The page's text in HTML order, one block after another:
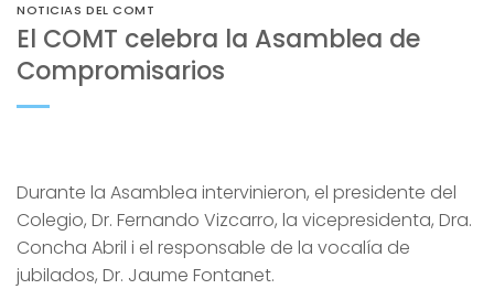
NOTICIAS DEL COMT
El COMT celebra la Asamblea de
Compromisarios
Durante la Asamblea intervinieron, el presidente del
Colegio, Dr. Fernando Vizcarro, la vicepresidenta, Dra.
Concha Abril i el responsable de la vocalía de
jubilados, Dr. Jaume Fontanet.